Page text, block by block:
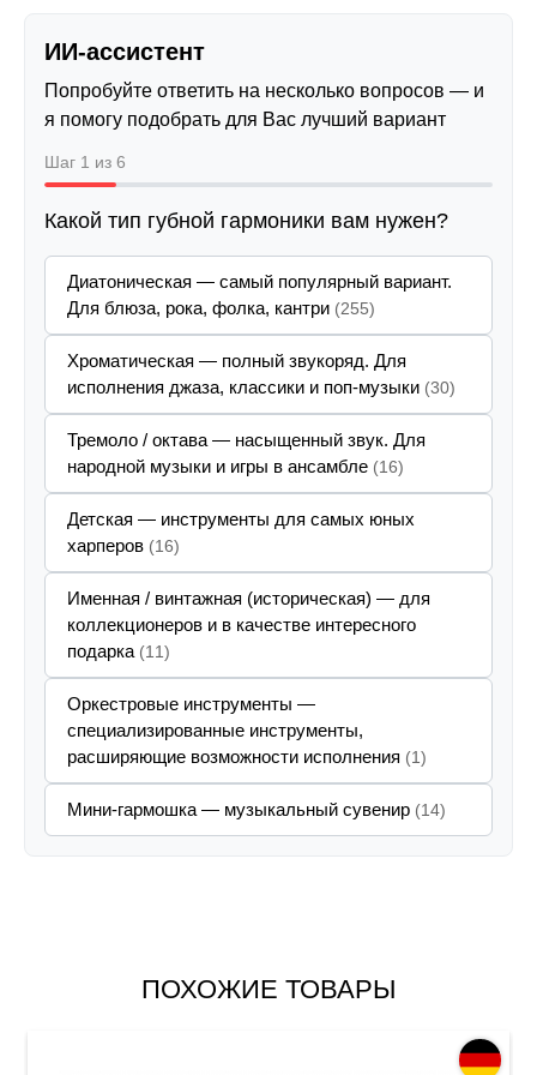
ИИ-ассистент
Попробуйте ответить на несколько вопросов — и
я помогу подобрать для Вас лучший вариант
Шаг 1 из 6
Какой тип губной гармоники вам нужен?
Диатоническая — самый популярный вариант.
Для блюза, рока, фолка, кантри (255)
Хроматическая — полный звукоряд. Для
исполнения джаза, классики и поп-музыки (30)
Тремоло / октава — насыщенный звук. Для
народной музыки и игры в ансамбле (16)
Детская — инструменты для самых юных
харперов (16)
Именная / винтажная (историческая) — для
коллекционеров и в качестве интересного
подарка (11)
Оркестровые инструменты —
специализированные инструменты,
расширяющие возможности исполнения (1)
Мини-гармошка — музыкальный сувенир (14)
ПОХОЖИЕ ТОВАРЫ